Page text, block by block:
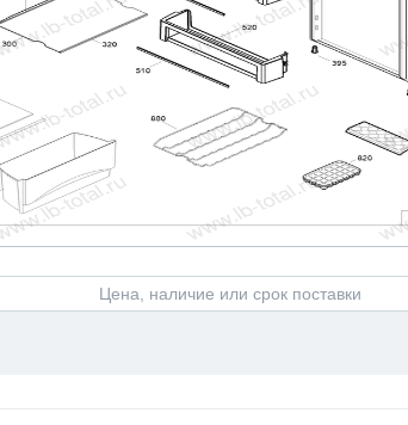
Цена, наличие или срок поставки